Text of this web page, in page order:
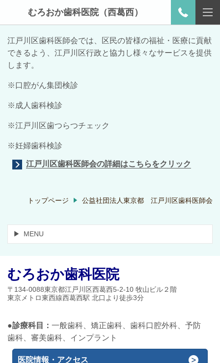
むろおか歯科医院（西葛西）
江戸川区歯科医師会では、区民の皆様の福祉・医療に貢献
できるよう、江戸川区行政と協力し様々なサービスを提供
します。
※口腔がん集団検診
※成人歯科検診
※江戸川区歯つらつチェック
※妊婦歯科検診
江戸川区歯科医師会の詳細はこちらをクリック
トップページ 公益社団法人東京都 江戸川区歯科医師会
MENU
むろおか歯科医院
〒134-0088東京都江戸川区西葛西5-2-10 牧山ビル２階
東京メトロ東西線西葛西駅 北口より徒歩3分
●診療科目： 一般歯科、矯正歯科、歯科口腔外科、予防
歯科、審美歯科、インプラント
医院情報・アクセス